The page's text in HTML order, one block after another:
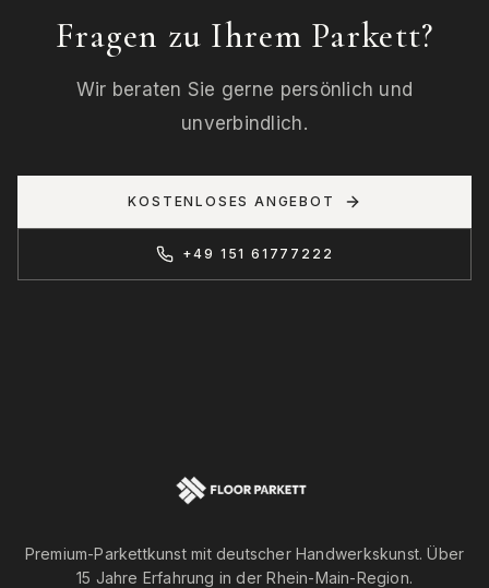
Fragen zu Ihrem Parkett?
Wir beraten Sie gerne persönlich und
unverbindlich.
KOSTENLOSES ANGEBOT
+49 151 61777222
Premium-Parkettkunst mit deutscher Handwerkskunst. Über
15 Jahre Erfahrung in der Rhein-Main-Region.